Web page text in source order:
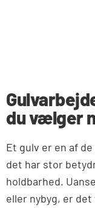
du vælger
Et gulv er en af
det har stor
holdbarhed.
eller nybyg, er